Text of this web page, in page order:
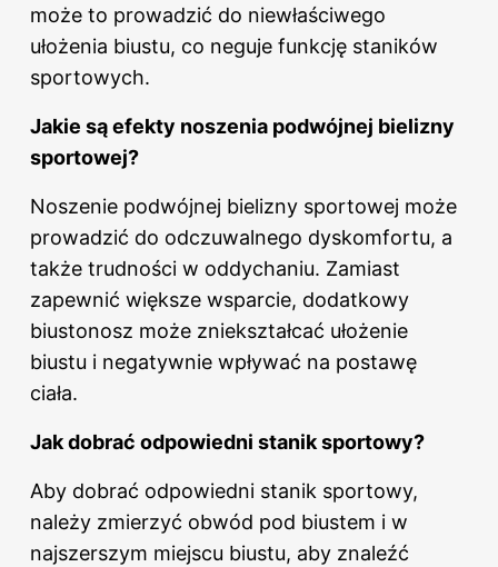
może to prowadzić do niewłaściwego
ułożenia biustu, co neguje funkcję staników
sportowych.
Jakie są efekty noszenia podwójnej bielizny
sportowej?
Noszenie podwójnej bielizny sportowej może
prowadzić do odczuwalnego dyskomfortu, a
także trudności w oddychaniu. Zamiast
zapewnić większe wsparcie, dodatkowy
biustonosz może zniekształcać ułożenie
biustu i negatywnie wpływać na postawę
ciała.
Jak dobrać odpowiedni stanik sportowy?
Aby dobrać odpowiedni stanik sportowy,
należy zmierzyć obwód pod biustem i w
najszerszym miejscu biustu, aby znaleźć